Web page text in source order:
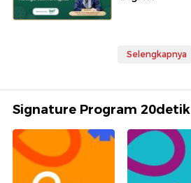
Selengkapnya
Signature Program 20detik